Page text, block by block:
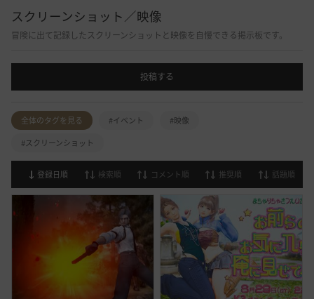
スクリーンショット／映像
冒険に出て記録したスクリーンショットと映像を自慢できる掲示板です。
投稿する
全体のタグを見る #イベント
#映像
#スクリーンショット
登録日順 検索順 コメント順 推奨順 話題順